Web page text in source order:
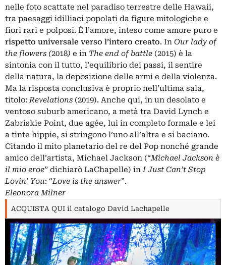
nelle foto scattate nel paradiso terrestre delle Hawaii,
tra paesaggi idilliaci popolati da figure mitologiche e
fiori rari e polposi. È l’amore, inteso come amore puro e
rispetto universale verso l’intero creato. In Our lady of
the flowers (2018) e in The end of battle (2015) è la
sintonia con il tutto, l’equilibrio dei passi, il sentire
della natura, la deposizione delle armi e della violenza.
Ma la risposta conclusiva è proprio nell’ultima sala,
titolo:Revelations (2019). Anche qui, in un desolato e
ventoso suburb americano, a metà tra David Lynch e
Zabriskie Point, due agée, lui in completo formale e lei
a tinte hippie, si stringono l’uno all’altra e si baciano.
Citando il mito planetario del re del Pop nonché grande
amico dell’artista, Michael Jackson (“Michael Jackson è
il mio eroe” dichiarò LaChapelle) inI Just Can’t Stop
Lovin’ You: “Love is the answer”.
Eleonora Milner
ACQUISTA QUI il catalogo David Lachapelle